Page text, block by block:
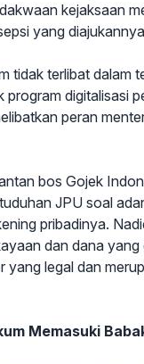
kejaksaan
yang
tidak terlibat dalam
program digitalisasi
peran
bos Gojek
JPU soal
pribadinya.
dan dana yang
yang legal dan
Memasuki